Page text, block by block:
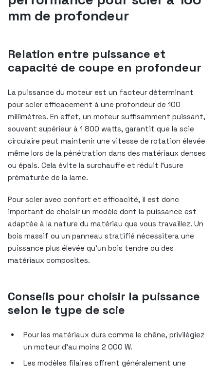
mm de profondeur
Relation entre puissance et
capacité de coupe en profondeur
La puissance du moteur est un facteur déterminant
pour scier efficacement à une profondeur de 100
millimètres. En effet, un moteur suffisamment puissant,
souvent supérieur à 1 800 watts, garantit que la scie
circulaire peut maintenir une vitesse de rotation élevée
même lors de la pénétration dans des matériaux denses
ou épais. Cela évite la surchauffe et réduit l’usure
prématurée de la lame.
Pour scier avec confort et efficacité, il est donc
important de choisir un modèle dont la puissance est
adaptée à la nature du matériau que vous travaillez. Un
bois massif ou un panneau stratifié nécessitera une
puissance plus élevée qu’un bois tendre ou des
matériaux composites.
Conseils pour choisir la puissance
selon le type de scie
Pour les matériaux durs comme le chêne, privilégiez
un moteur d’au moins 2 000 W.
Les modèles filaires offrent généralement une